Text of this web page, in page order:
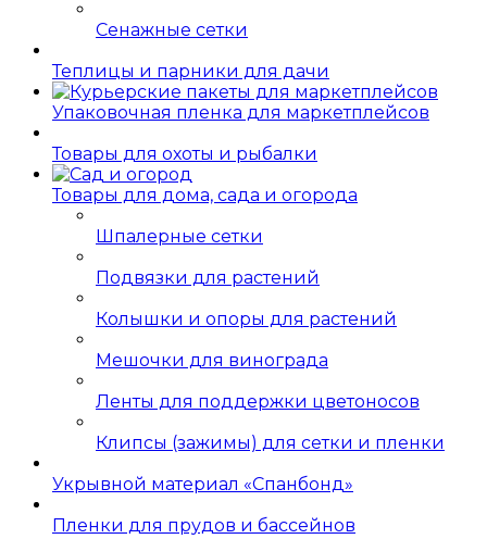
Сенажные сетки
Теплицы и парники для дачи
Упаковочная пленка для маркетплейсов
Товары для охоты и рыбалки
Товары для дома, сада и огорода
Шпалерные сетки
Подвязки для растений
Колышки и опоры для растений
Мешочки для винограда
Ленты для поддержки цветоносов
Клипсы (зажимы) для сетки и пленки
Укрывной материал «Спанбонд»
Пленки для прудов и бассейнов